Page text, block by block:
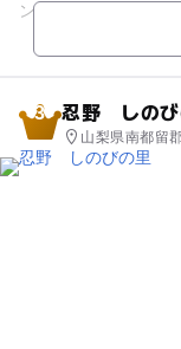
ンド」と「リサとガ
3 忍野 しのび
山梨県南都留